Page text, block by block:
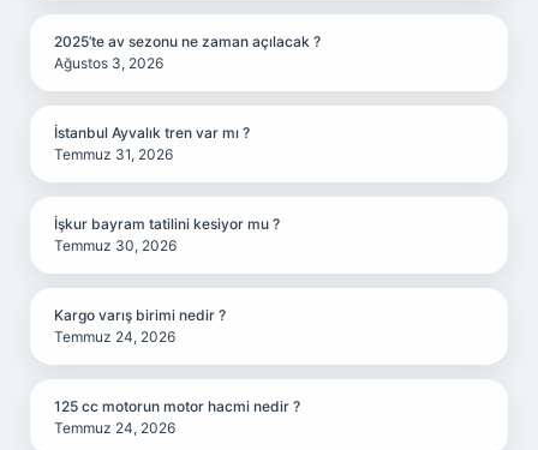
2025’te av sezonu ne zaman açılacak ?
Ağustos 3, 2026
İstanbul Ayvalık tren var mı ?
Temmuz 31, 2026
İşkur bayram tatilini kesiyor mu ?
Temmuz 30, 2026
Kargo varış birimi nedir ?
Temmuz 24, 2026
125 cc motorun motor hacmi nedir ?
Temmuz 24, 2026